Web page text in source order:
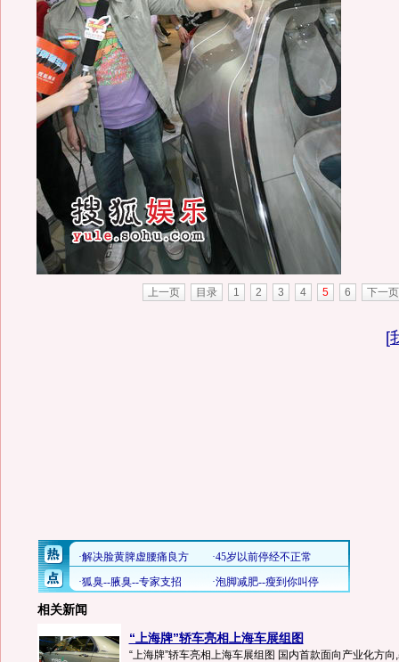
上一页 目录 1 2 3 4 5 6 下一页
[
相关新闻
“上海牌”轿车亮相上海车展组图
“上海牌”轿车亮相上海车展组图 国内首款面向产业化方